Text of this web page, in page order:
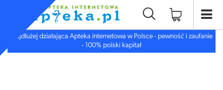
Najdłużej działająca Apteka internetowa w Polsce - pewność i zaufanie
- 100% polski kapitał